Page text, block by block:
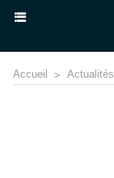
Accueil > Actualités